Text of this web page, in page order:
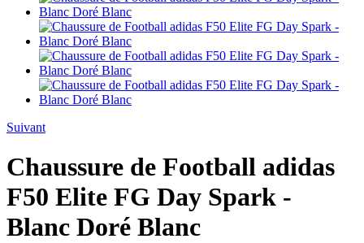
Suivant
Chaussure de Football adidas
F50 Elite FG Day Spark -
Blanc Doré Blanc